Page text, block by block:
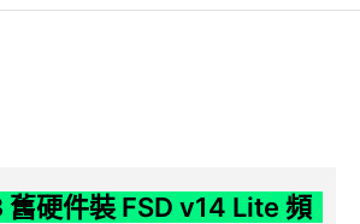
硬件裝 FSD v14 Lite 頻